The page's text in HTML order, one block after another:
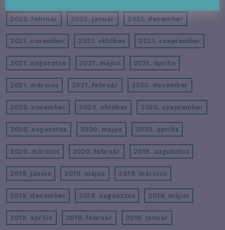
2022. február 2022. január 2021. december
2021. november 2021. október 2021. szeptember
2021. augusztus 2021. május 2021. április
2021. március 2021. február 2020. december
2020. november 2020. október 2020. szeptember
2020. augusztus 2020. május 2020. április
2020. március 2020. február 2019. augusztus
2019. június 2019. május 2019. március
2018. december 2018. augusztus 2018. május
2018. április 2018. február 2018. január